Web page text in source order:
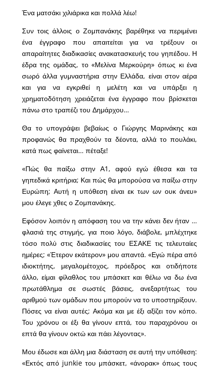
Ένα ματσάκι χιλιάρικα και πολλά λέω!
Συν τοις άλλοις ο Ζομπανάκης βαρέθηκε να περιμένει
ένα έγγραφο που απαιτείται για να τρέξουν οι
απαραίτητες διαδικασίες ανακατασκευής του γηπέδου. Η
έδρα της ομάδας, το «Μελίνα Μερκούρη» όπως κι ένα
σωρό άλλα γυμναστήρια στην Ελλάδα, είναι στον αέρα
και για να εγκριθεί η μελέτη και να υπάρξει η
χρηματοδότηση χρειάζεται ένα έγγραφο που βρίσκεται
πάνω στο τραπέζι του Δημάρχου…
Θα το υπογράψει βεβαίως ο Γιώργης Μαρινάκης και
προφανώς θα πραχθούν τα δέοντα, αλλά το πουλάκι,
κατά πως φαίνεται… πέταξε!
«Πώς θα παίξω στην Α1, αφού εγώ έθεσα και τα
γηπεδικά κριτήρια; Και πώς θα μπορούσα να παίξω στην
Ευρώπη; Αυτή η υπόθεση είναι εκ των ων ουκ άνευ»
μου έλεγε χθες ο Ζομπανάκης.
Εφόσον λοιπόν η απόφαση του να την κάνει δεν ήταν …
φλασιά της στιγμής, για ποιο λόγο, διάβολε, μπλέχτηκε
τόσο πολύ στις διαδικασίες του ΕΣΑΚΕ τις τελευταίες
ημέρες; «Έτερον εκάτερον» μου απαντά. «Εγώ πέρα από
ιδιοκτήτης, μεγαλομέτοχος, πρόεδρος και οτιδήποτε
άλλο, είμαι φίλαθλος του μπάσκετ και θέλω να δω ένα
πρωτάθλημα σε σωστές βάσεις, ανεξαρτήτως του
αριθμού των ομάδων που μπορούν να το υποστηρίξουν.
Πόσες να είναι αυτές; Ακόμα και με έξι αξίζει τον κόπο.
Του χρόνου οι έξι θα γίνουν επτά, του παραχρόνου οι
επτά θα γίνουν οκτώ και πάει λέγοντας».
Μου έδωσε και άλλη μια διάσταση σε αυτή την υπόθεση:
«Εκτός από junkie του μπάσκετ, «άνορακ» όπως τους